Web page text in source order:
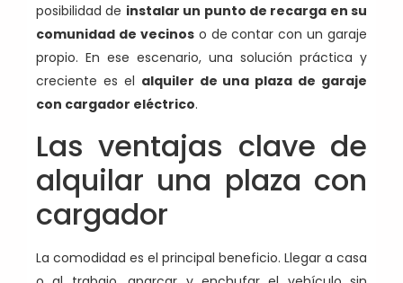
posibilidad de instalar un punto de recarga en su
comunidad de vecinoso de contar con un garaje
propio. En ese escenario, una solución práctica y
creciente es el alquiler de una plaza de garaje
con cargador eléctrico.
Las ventajas clave de
alquilar una plaza con
cargador
La comodidad es el principal beneficio. Llegar a casa